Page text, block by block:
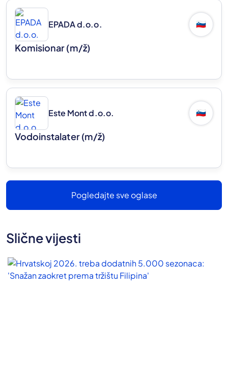
EPADA d.o.o. 🇸🇮
Komisionar(m/ž)
Este Mont d.o.o. 🇸🇮
Vodoinstalater(m/ž)
Pogledajte sve oglase
Slične vijesti